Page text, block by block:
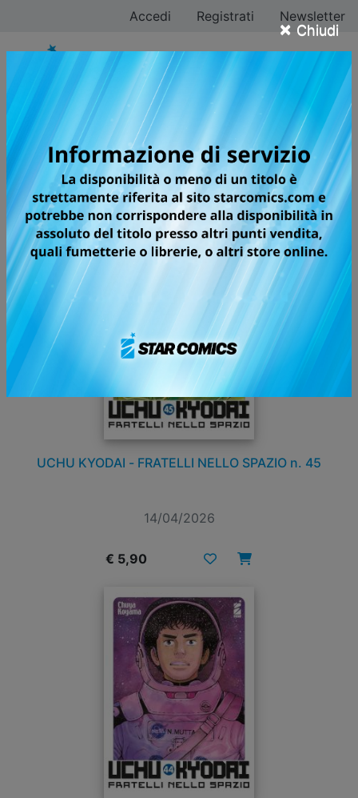
× Chiudi
Accedi Registrati Newsletter
Chuya Koyama
Tutti i fumetti
UCHU KYODAI - FRATELLI NELLO SPAZIO n. 45
14/04/2026
€ 5,90